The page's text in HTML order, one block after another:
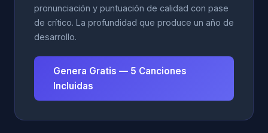
pronunciación y puntuación de calidad con pase
de crítico. La profundidad que produce un año de
desarrollo.
Genera Gratis — 5 Canciones
Incluidas